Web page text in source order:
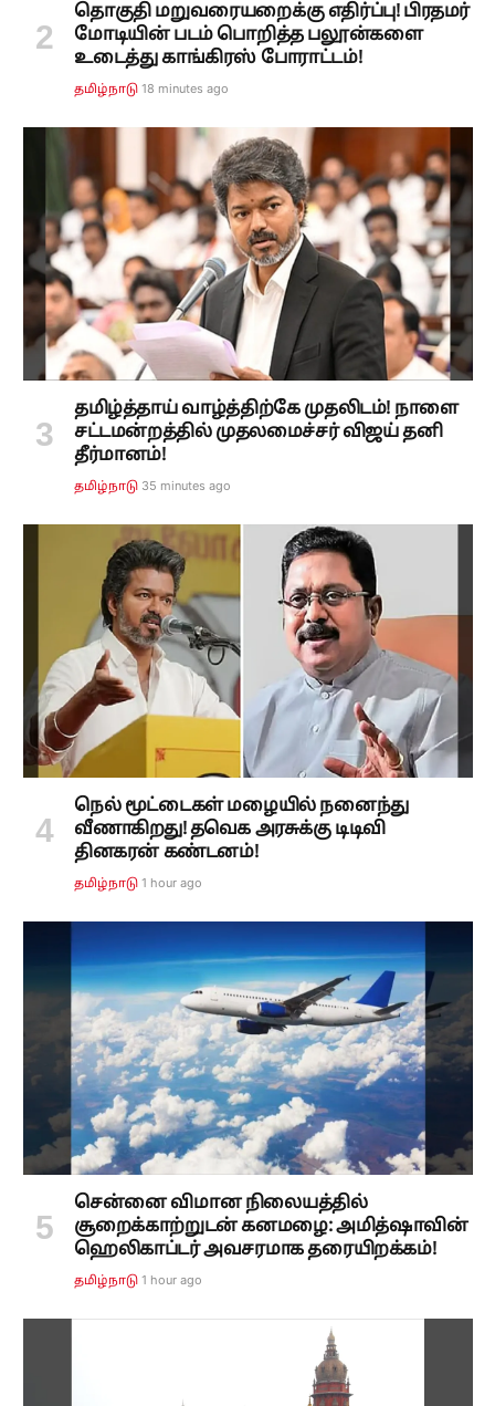
தொகுதி மறுவரையறைக்கு எதிர்ப்பு! பிரதமர்
மோடியின் படம் பொறித்த பலூன்களை
உடைத்து காங்கிரஸ் போராட்டம்!
தமிழ்நாடு 18 minutes ago
தமிழ்த்தாய் வாழ்த்திற்கே முதலிடம்! நாளை
சட்டமன்றத்தில் முதலமைச்சர் விஜய் தனி
தீர்மானம்!
தமிழ்நாடு 35 minutes ago
நெல் மூட்டைகள் மழையில் நனைந்து
வீணாகிறது! தவெக அரசுக்கு டிடிவி
தினகரன் கண்டனம்!
தமிழ்நாடு 1 hour ago
சென்னை விமான நிலையத்தில்
சூறைக்காற்றுடன் கனமழை: அமித்ஷாவின்
ஹெலிகாப்டர் அவசரமாக தரையிறக்கம்!
தமிழ்நாடு 1 hour ago